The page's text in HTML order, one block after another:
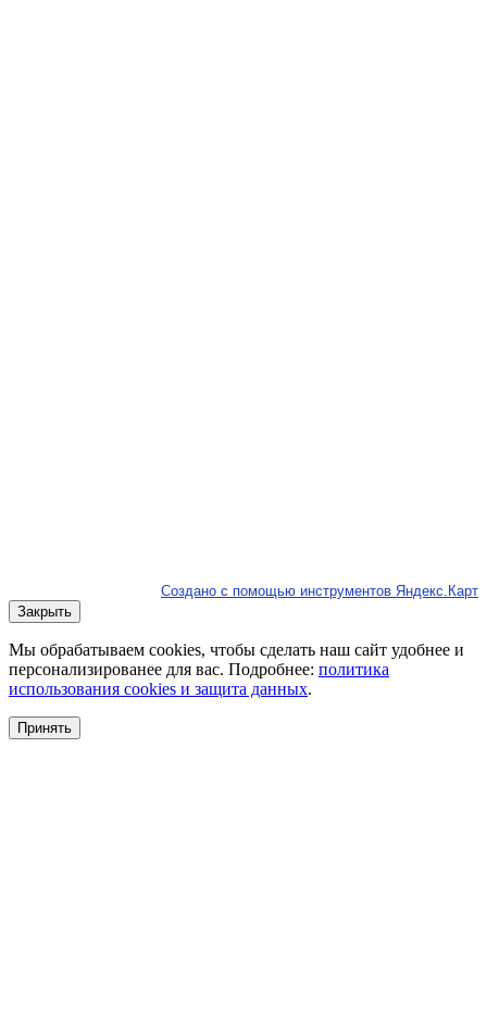
Создано с помощью инструментов Яндекс.Карт
Закрыть
Мы обрабатываем cookies, чтобы сделать наш сайт удобнее и
персонализированее для вас. Подробнее: политика
использования cookies и защита данных.
Принять